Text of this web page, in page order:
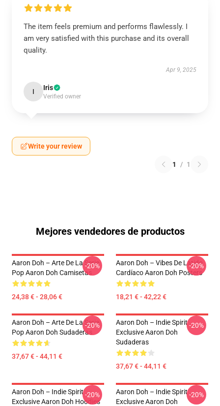
The item feels premium and performs flawlessly. I
am very satisfied with this purchase and its overall
quality.
Apr 9, 2025
I Iris
Verified owner
Write your review
1 / 1
Mejores vendedores de productos
Aaron Doh – Arte De La Serie
Pop Aaron Doh Camisetas
24,38 € - 28,06 €
-20%
Aaron Doh – Vibes De Latido
Cardíaco Aaron Doh Posters
18,21 € - 42,22 €
-20%
Aaron Doh – Arte De La Serie
Pop Aaron Doh Sudaderas
37,67 € - 44,11 €
-20%
Aaron Doh – Indie Spirit
Exclusive Aaron Doh
Sudaderas
37,67 € - 44,11 €
-20%
Aaron Doh – Indie Spirit
Exclusive Aaron Doh Hoodies
-20%
Aaron Doh – Indie Spirit
Exclusive Aaron Doh
-20%